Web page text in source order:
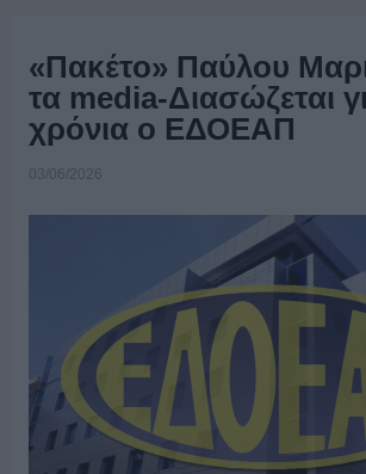
«Πακέτο» Παύλου
τα media-Διασώζεται
χρόνια ο ΕΔΟΕΑΠ
03/06/2026